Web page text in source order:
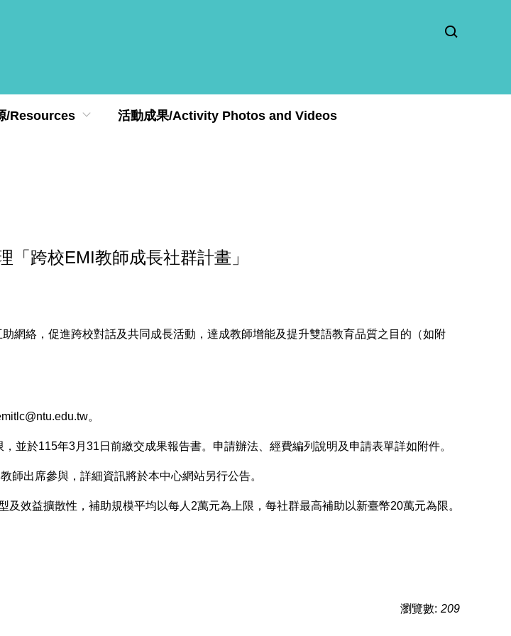
/Resources 活動成果/Activity Photos and Videos
「跨校EMI教師成長社群計畫」
網絡，促進跨校對話及共同成長活動，達成教師增能及提升雙語教育品質之目的（如附
。
並於115年3月31日前繳交成果報告書。申請辦法、經費編列說明及申請表單詳如附件。
師出席參與，詳細資訊將於本中心網站另行公告。
效益擴散性，補助規模平均以每人2萬元為上限，每社群最高補助以新臺幣20萬元為限。
瀏覽數: 209